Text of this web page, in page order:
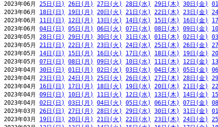
2023年06月 25日(日) 26日(月) 27日(火) 28日(水) 29日(木) 30日(金)
2023年06月 18日(日) 19日(月) 20日(火) 21日(水) 22日(木) 23日(金)
2023年06月 11日(日) 12日(月) 13日(火) 14日(水) 15日(木) 16日(金)
2023年06月 04日(日) 05日(月) 06日(火) 07日(水) 08日(木) 09日(金)
2023年05月 28日(日) 29日(月) 30日(火) 31日(水) 01日(木) 02日(金)
2023年05月 21日(日) 22日(月) 23日(火) 24日(水) 25日(木) 26日(金)
2023年05月 14日(日) 15日(月) 16日(火) 17日(水) 18日(木) 19日(金)
2023年05月 07日(日) 08日(月) 09日(火) 10日(水) 11日(木) 12日(金)
2023年04月 30日(日) 01日(月) 02日(火) 03日(水) 04日(木) 05日(金)
2023年04月 23日(日) 24日(月) 25日(火) 26日(水) 27日(木) 28日(金)
2023年04月 16日(日) 17日(月) 18日(火) 19日(水) 20日(木) 21日(金)
2023年04月 09日(日) 10日(月) 11日(火) 12日(水) 13日(木) 14日(金)
2023年04月 02日(日) 03日(月) 04日(火) 05日(水) 06日(木) 07日(金)
2023年03月 26日(日) 27日(月) 28日(火) 29日(水) 30日(木) 31日(金)
2023年03月 19日(日) 20日(月) 21日(火) 22日(水) 23日(木) 24日(金)